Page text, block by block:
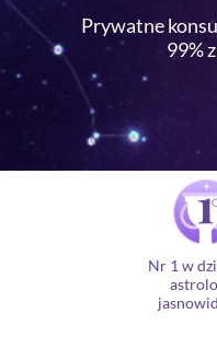
Prywatne
99%
Nr 1 w